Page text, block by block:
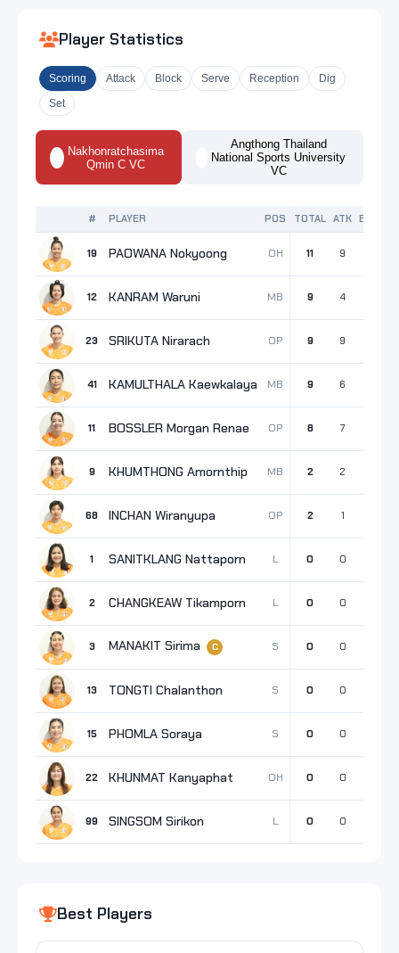
Player Statistics
Scoring Attack Block Serve Reception
Dig
Set
Nakhonratchasima
Qmin C VC
Angthong Thailand
National Sports University
VC
# PLAYER POS TOTAL ATK BLK
19 PAOWANA Nokyoong OH 11 9
12 KANRAM Waruni MB 9 4
23 SRIKUTA Nirarach OP 9 9
41 KAMULTHALA Kaewkalaya MB 9 6
11 BOSSLER Morgan Renae OP 8 7
9 KHUMTHONG Amornthip MB 2 2
68 INCHAN Wiranyupa OP 2 1
1 SANITKLANG Nattaporn L 0 0
2 CHANGKEAW Tikamporn L 0 0
3 MANAKIT Sirima C S 0 0
13 TONGTI Chalanthon S 0 0
15 PHOMLA Soraya S 0 0
22 KHUNMAT Kanyaphat OH 0 0
99 SINGSOM Sirikon L 0 0
Best Players